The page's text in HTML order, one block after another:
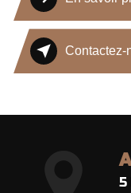
Contactez-
5